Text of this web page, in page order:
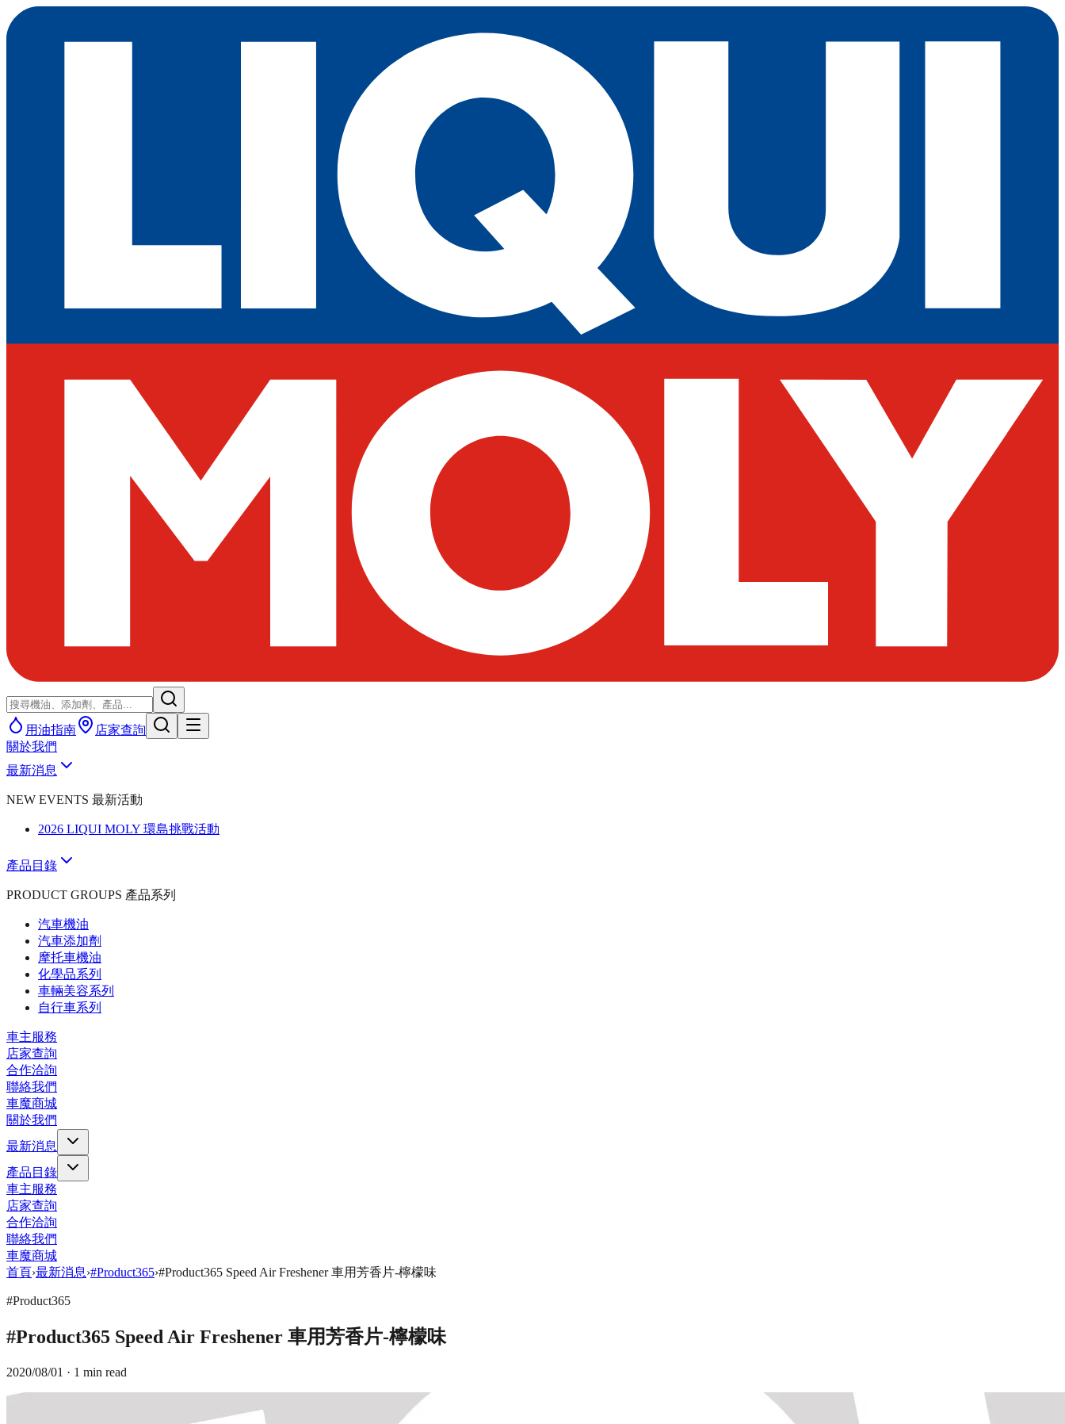
用油指南
店家查詢
關於我們
最新消息
NEW EVENTS 最新活動
2026 LIQUI MOLY 環島挑戰活動
產品目錄
PRODUCT GROUPS 產品系列
汽車機油
汽車添加劑
摩托車機油
化學品系列
車輛美容系列
自行車系列
車主服務
店家查詢
合作洽詢
聯絡我們
車魔商城
關於我們
最新消息
產品目錄
車主服務
店家查詢
合作洽詢
聯絡我們
車魔商城
首頁›最新消息›#Product365›#Product365 Speed Air Freshener 車用芳香片-檸檬味
#Product365
#Product365 Speed Air Freshener 車用芳香片-檸檬味
2020/08/01 · 1 min read